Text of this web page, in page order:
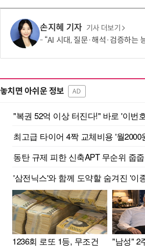
손지혜 기자 기사 더보기
“AI 시대, 질문·해석·검증하는 능력 길러야”…현
놓치면 아쉬운 정보 AD